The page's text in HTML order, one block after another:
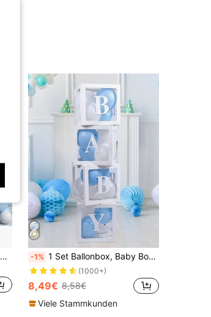
Blau Weiß Silber Ballonbogen Girlande Set 111 Stücke Winterthema Ballons Perfekt für Hochzeit Geburtstag Brautparty Weihnachts Szene Hintergrund
-1% 1 Set Ballonbox, Baby Boxen eine Box mit weißen klaren Ballonbox Blöcken für Baby-Shower und Geburtstagsparty
(1000+)
8,49€ 8,58€
Viele Stammkunden